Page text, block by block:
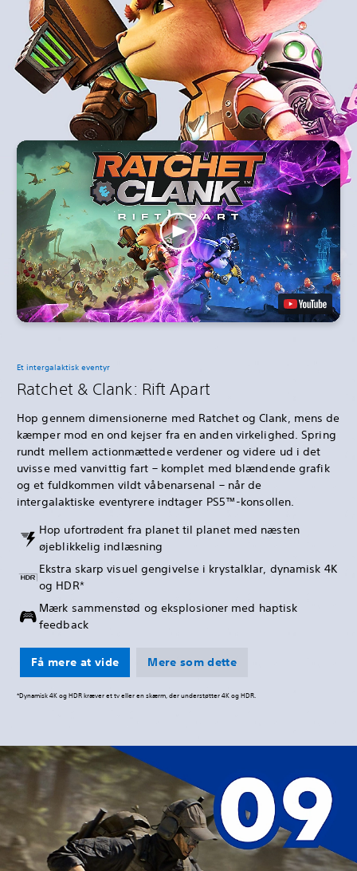
Et intergalaktisk eventyr
Ratchet & Clank: Rift Apart
Hop gennem dimensionerne med Ratchet og Clank, mens de
kæmper mod en ond kejser fra en anden virkelighed. Spring
rundt mellem actionmættede verdener og videre ud i det
uvisse med vanvittig fart – komplet med blændende grafik
og et fuldkommen vildt våbenarsenal – når de
intergalaktiske eventyrere indtager PS5™-konsollen.
Hop ufortrødent fra planet til planet med næsten
øjeblikkelig indlæsning
Ekstra skarp visuel gengivelse i krystalklar, dynamisk 4K
og HDR*
Mærk sammenstød og eksplosioner med haptisk
feedback
Få mere at vide Mere som dette
*Dynamisk 4K og HDR kræver et tv eller en skærm, der understøtter 4K og HDR.